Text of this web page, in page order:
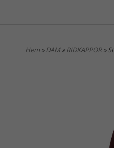
Hem »DAM»RIDKAPPOR»